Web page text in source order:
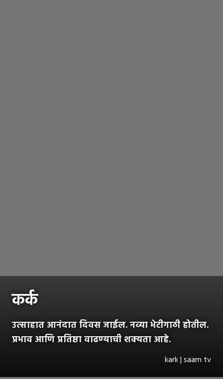
कर्क
उत्साहात आनंदात दिवस जाईल. नव्या भेटीगाठी होतील.
प्रभाव आणि प्रतिष्ठा वाढण्याची शक्यता आहे.
kark | saam tv